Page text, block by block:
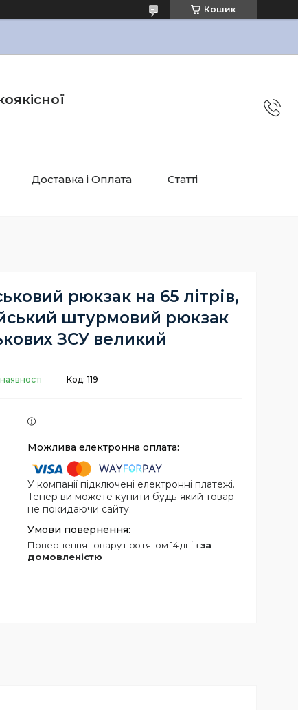
Кошик
Доставка і Оплата Статті
рюкзак на 65 літрів,
штурмовий рюкзак
ЗСУ великий
Код: 119
У компанії підключені електронні платежі.
Тепер ви можете купити будь-який товар
не покидаючи сайту.
повернення товару протягом 14 днів за
домовленістю